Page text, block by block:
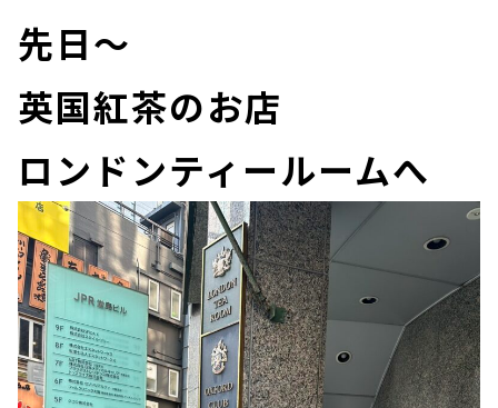
先日～
英国紅茶のお店
ロンドンティールームへ